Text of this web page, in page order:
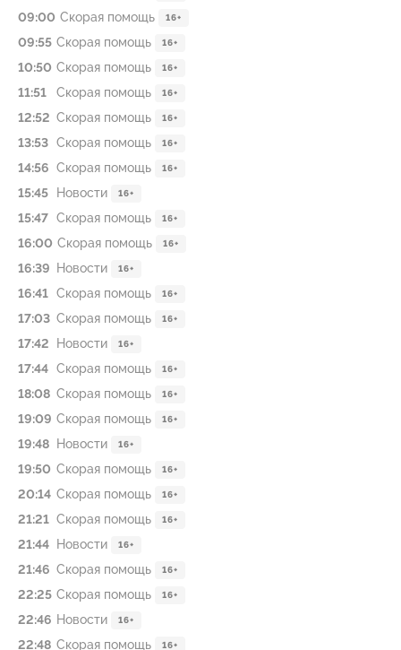
09:00 Скорая помощь 16+
09:55 Скорая помощь 16+
10:50 Скорая помощь 16+
11:51 Скорая помощь 16+
12:52 Скорая помощь 16+
13:53 Скорая помощь 16+
14:56 Скорая помощь 16+
15:45 Новости 16+
15:47 Скорая помощь 16+
16:00 Скорая помощь 16+
16:39 Новости 16+
16:41 Скорая помощь 16+
17:03 Скорая помощь 16+
17:42 Новости 16+
17:44 Скорая помощь 16+
18:08 Скорая помощь 16+
19:09 Скорая помощь 16+
19:48 Новости 16+
19:50 Скорая помощь 16+
20:14 Скорая помощь 16+
21:21 Скорая помощь 16+
21:44 Новости 16+
21:46 Скорая помощь 16+
22:25 Скорая помощь 16+
22:46 Новости 16+
22:48 Скорая помощь 16+